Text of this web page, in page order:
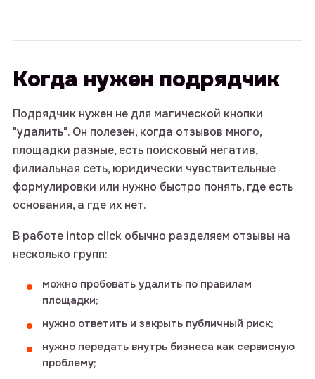
Когда нужен подрядчик
Подрядчик нужен не для магической кнопки
"удалить". Он полезен, когда отзывов много,
площадки разные, есть поисковый негатив,
филиальная сеть, юридически чувствительные
формулировки или нужно быстро понять, где есть
основания, а где их нет.
В работе intop click обычно разделяем отзывы на
несколько групп:
можно пробовать удалить по правилам
площадки;
нужно ответить и закрыть публичный риск;
нужно передать внутрь бизнеса как сервисную
проблему;